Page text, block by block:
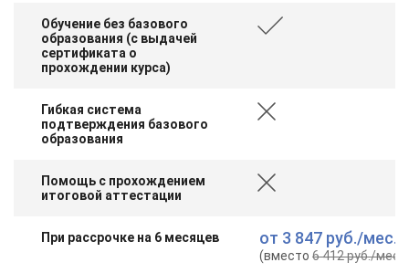
Обучение без базового
образования (с выдачей
сертификата о
прохождении курса)
Гибкая система
подтверждения базового
образования
Помощь с прохождением
итоговой аттестации
При рассрочке на 6 месяцев от 3 847 руб./мес.
(вместо6 412 руб./мес.